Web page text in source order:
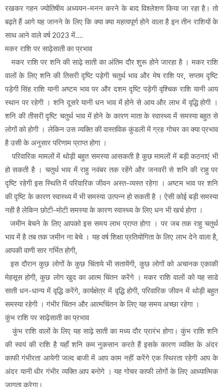
रखकर गहन ज्योतिषीय अध्ययन-मनन करने के बाद विश्लेशण किया जा रहा है। तो
बढ़ते हैं आगे यह जानने के लिए कि क्या क्या महत्वपूर्ण होने वाला है इन तीन राशियों के
साथ आने वाले वर्ष 2023 में....
मकर राशि पर साढ़ेसाती का प्रभाव
मकर राशि पर शनि की साढ़े साती का अंतिम दौर शुरू होने जारहा है । मकर राशि
वालों के लिए शनि की तिसरी दृष्टि पड़ेगी चतुर्थ भाव और मेष राशि पर, सप्तम दृष्टि
पड़ेगी सिंह राशि यानी अष्टम भाव पर और दशम दृष्टि पड़ेगी वृश्चिक राशि यानी आय
स्थान पर रहेगी । शनि दूसरे यानी धन भाव में होने से आय और लाभ में वृद्धि होगी ।
शनि की तीसरी दृष्टि चतुर्थ भाव में होने के कारण माता के स्वास्थ्य में समस्या बहुत से
लोगों को होगी । लेकिन उस व्यक्ति की वास्तविक कुंडली में ग्रह गोचर का क्या प्रभाव
है उसी के अनुसार परिणाम प्राप्त होगा ।
परिवारिक मामलों में थोड़ी बहुत समस्या आसकती है कुछ मामलों में बड़ी कठनाएं भी
हो सकती है । चतुर्थ भाव में राहु नवंबर तक रहेंगे और जनवरी से शनि की राहु पर
दृष्टि रहेगी इस स्थिति में परिवारिक जीवन अस्त-व्यस्त रहेगा । अष्टम भाव पर शनि
की दृष्टि के कारण स्वास्थ्य में भी समस्या उत्पन्न हो सकती है । ऐसी कोई बड़ी समस्या
नही है लेकिन छोटी-मोटी समस्या के कारण स्वास्थ्य के लिए धन भी खर्च होगा ।
जमीन बेचने के लिए आपको इस समय लाभ प्राप्त होगा । पर जब तक राहु चतुर्थ
भाव में है तब तक जमीन ना बेचे । यह वर्ष शिक्षा प्रतियोगिता के लिए लाभ देने वाला है,
आपकी वाणी सार गर्भित होगी,
इस दौरान कुछ लोगों के कुछ चिंताये भी सतायेंगी, कुछ लोगों को अचानक एकाकी
मेहसूस होगी, कुछ लोग खुद का आत्म चिंतन करेंगे । मकर राशि वालों को यह साडे
साती धन-धान्य में वृद्धि करेंगे, कार्यक्षेत्र में वृद्धि होगी, परिवारिक जीवन में थोड़ी बहुत
समस्या रहेगी । गंभीर चिंतन और आत्मचिंतन के लिए यह समय अच्छा रहेगा ।
कुंभ राशि पर साढ़ेसाती का प्रभाव
कुंभ राशि वालों के लिए यह साढ़े साती का मध्य दौर प्रारंभ होगा। कुंभ राशि शनि
की स्वयं की राशि है यहाँ शनि कम नुकसान करते हैं इसके कारण व्यक्ति के अंदर
काफी गंभीरता आयेगी जल्द बाजी में आप काम नहीं करेंगे एक स्थिरता रहेगी आप के
अंदर यानी धीर गंभीर व्यक्ति आप बनोगे । यह गोचर काफी लोगों के लिए आध्यात्मिक
जागृता करेगा।